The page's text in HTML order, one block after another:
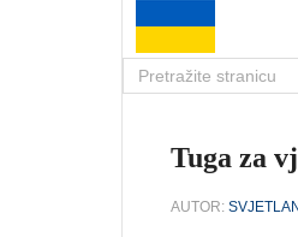
Tuga za
AUTOR: